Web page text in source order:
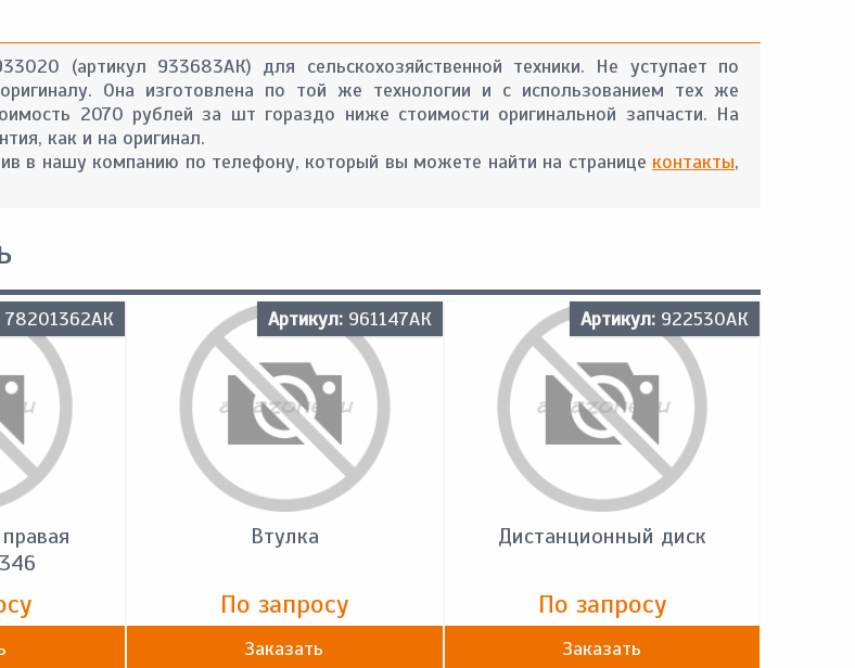
(артикул 933683АК) для сельскохозяйственной техники. Не уступает по
Она изготовлена по той же технологии и с использованием тех же
2070 рублей за шт гораздо ниже стоимости оригинальной запчасти. На
как и на оригинал.
в нашу компанию по телефону, который вы можете найти на странице контакты,
78201362АК Артикул: 961147АК
Втулка
По запросу
Заказать
Артикул: 922530АК
Дистанционный диск
По запросу
Заказать